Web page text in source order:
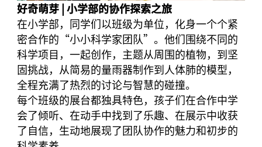
好奇萌芽 | 小学部的协作探索之旅
在小学部，同学们以班级为单位，化身一个个紧
密合作的“小小科学家团队”。他们围绕不同的
科学项目，一起创作，主题从周围的植物，到坚
固挑战，从简易的量雨器制作到人体肺的模型，
全程充满了热烈的讨论与智慧的碰撞。
每个班级的展台都独具特色，孩子们在合作中学
会了倾听、在动手中找到了乐趣、在展示中收获
了自信，生动地展现了团队协作的魅力和初步的